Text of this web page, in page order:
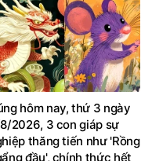
hôm nay, thứ 3 ngày
2026, 3 con giáp sự
thăng tiến như 'Rồng
đầu', chính thức hết